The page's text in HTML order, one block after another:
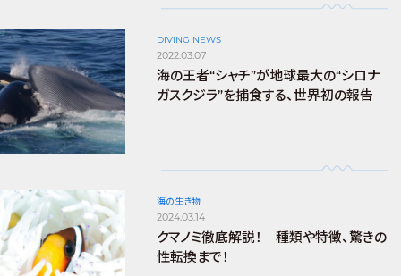
DIVING NEWS
2022.03.07
海の王者“シャチ”が地球最大の“シロナ
ガスクジラ”を捕食する、世界初の報告
海の生き物
2024.03.14
クマノミ徹底解説！ 種類や特徴、驚きの
性転換まで！